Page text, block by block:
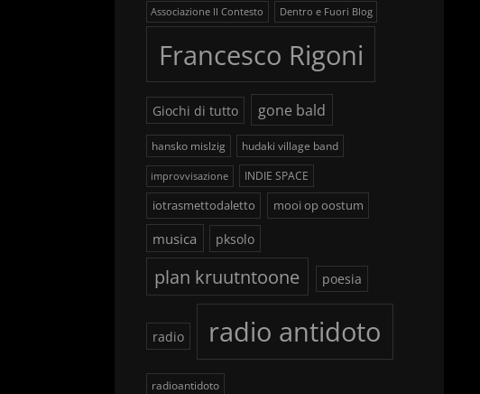
Associazione Il Contesto Dentro e Fuori Blog
Francesco Rigoni
Giochi di tutto gone bald
hansko mislzig hudaki village band
improvvisazione INDIE SPACE
iotrasmettodaletto mooi op oostum
musica pksolo
plan kruutntoone poesia
radio radio antidoto
radioantidoto